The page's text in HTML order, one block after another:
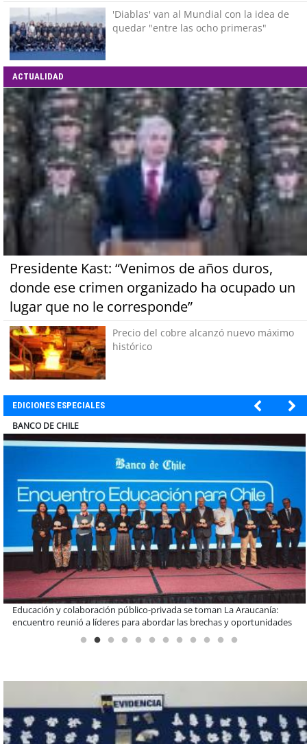
'Diablas' van al Mundial con la idea de
quedar "entre las ocho primeras"
ACTUALIDAD
Presidente Kast: “Venimos de años duros,
donde ese crimen organizado ha ocupado un
lugar que no le corresponde”
Precio del cobre alcanzó nuevo máximo
histórico
EDICIONES ESPECIALES
ELECTROLUX
Claves para comprar electrodomésticos durante el Black Sale